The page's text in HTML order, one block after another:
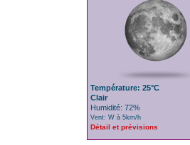
Température: 25°C
Clair
Humidité: 72%
Vent: W à 5km/h
Détail et prévisions